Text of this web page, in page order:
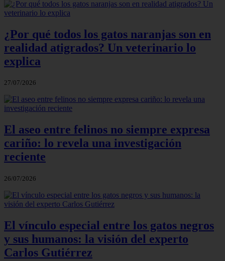
¿Por qué todos los gatos naranjas son en
realidad atigrados? Un veterinario lo
explica
27/07/2026
El aseo entre felinos no siempre expresa
cariño: lo revela una investigación
reciente
26/07/2026
El vínculo especial entre los gatos negros
y sus humanos: la visión del experto
Carlos Gutiérrez